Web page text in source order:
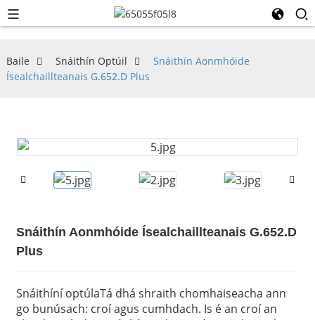
Baile Snáithín Optúil
Snáithín Aonmhóide
Ísealchaillteanais G.652.D Plus
Snáithín Aonmhóide Ísealchaillteanais G.652.D
Plus
Snáithíní optúlaTá dhá shraith chomhaiseacha ann
go bunúsach: croí agus cumhdach. Is é an croí an